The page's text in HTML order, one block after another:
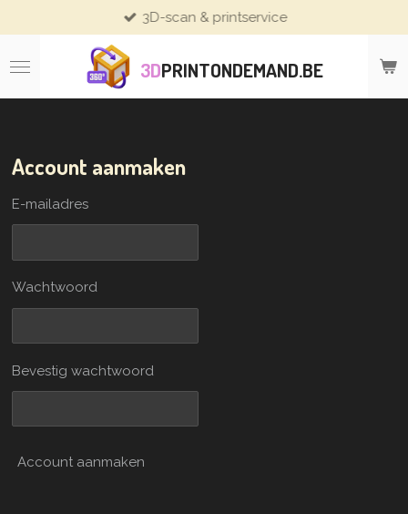
direct
naar
de
hoofdinhoud
3DPRINTONDEMAND.BE
3D-scan & printservice
Account aanmaken
E-mailadres
Wachtwoord
Bevestig wachtwoord
Account aanmaken